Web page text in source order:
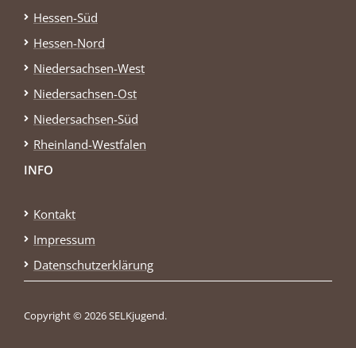
Hessen-Süd
Hessen-Nord
Niedersachsen-West
Niedersachsen-Ost
Niedersachsen-Süd
Rheinland-Westfalen
INFO
Kontakt
Impressum
Datenschutzerklärung
Copyright © 2026 SELKjugend.